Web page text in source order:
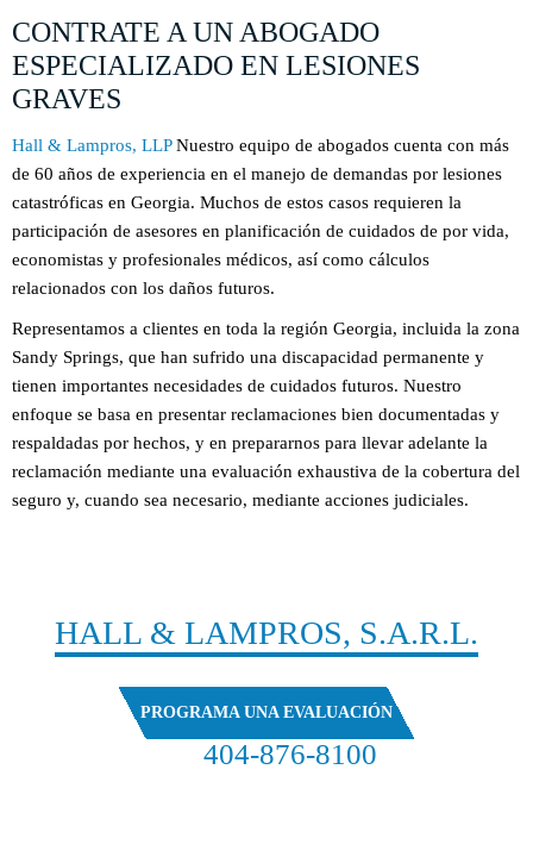
CONTRATE A UN ABOGADO
ESPECIALIZADO EN LESIONES
GRAVES
Hall & Lampros, LLPNuestro equipo de abogados cuenta con más
de 60 años de experiencia en el manejo de demandas por lesiones
catastróficas en Georgia. Muchos de estos casos requieren la
participación de asesores en planificación de cuidados de por vida,
economistas y profesionales médicos, así como cálculos
relacionados con los daños futuros.
Representamos a clientes en toda la región Georgia, incluida la zona
Sandy Springs, que han sufrido una discapacidad permanente y
tienen importantes necesidades de cuidados futuros. Nuestro
enfoque se basa en presentar reclamaciones bien documentadas y
respaldadas por hechos, y en prepararnos para llevar adelante la
reclamación mediante una evaluación exhaustiva de la cobertura del
seguro y, cuando sea necesario, mediante acciones judiciales.
HALL & LAMPROS, S.A.R.L.
PROGRAMA UNA EVALUACIÓN
404-876-8100